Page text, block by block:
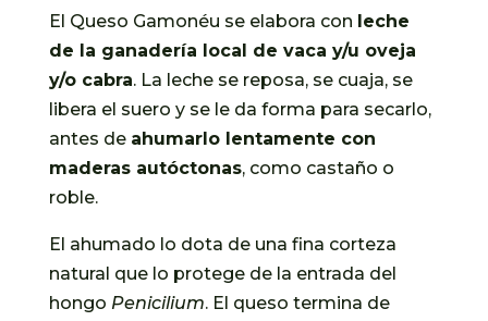
El Queso Gamonéu se elabora con leche
de la ganadería local de vaca y/u oveja
y/o cabra. La leche se reposa, se cuaja, se
libera el suero y se le da forma para secarlo,
antes de ahumarlo lentamente con
maderas autóctonas, como castaño o
roble.
El ahumado lo dota de una fina corteza
natural que lo protege de la entrada del
hongo Penicilium. El queso termina de